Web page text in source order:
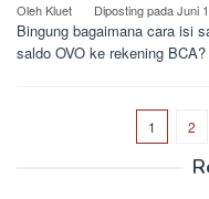
Oleh Kluet Diposting padaJuni
Bingung bagaimana cara isi
saldo OVO ke rekening
1 2